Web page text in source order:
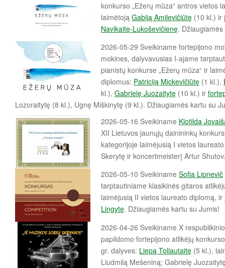
konkurso „Ežerų mūza“ antros vietos
laimėtoją Gabiją Amilevičiūtę (10 kl.)
Navikaitę-Lukoševičienę.
2026-05-29 Sveikiname fortepijono
mokines, dalyvavusias I-ajame
pianistų konkurse „Ežerų mūza“ ir
diplomus: Patriciją Mickevičiūtę (1 kl.),
kl.), Gabrielę Juozaitytę (10 kl.) ir
Lozoraitytę (8 kl.), Ugnę Miškinytę (9 kl.). Džiaugiamės kartu su
2026-05-16 Sveikiname Klotildą
XII Lietuvos jaunųjų dainininkų
kategorijoje laimėjusią I vietos
Skerytę ir koncertmeisterį Artur
2026-05-10 Sveikiname Sofią Lipnevič
tarptautiniame klasikinės gitaros
laimėjusią II vietos laureato diplomą,
Lingytę. Džiaugiamės kartu su Jumis!
2026-04-26 Sveikiname X
papildomo fortepijono atlikėjų
gr. dalyves: Liepą Toliautaitę (5 kl.),
Liudmilą Mešeniną; Gabrielę